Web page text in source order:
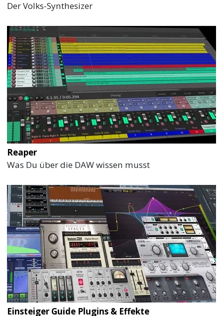
Der Volks-Synthesizer
Reaper
Was Du über die DAW wissen musst
Einsteiger Guide Plugins & Effekte